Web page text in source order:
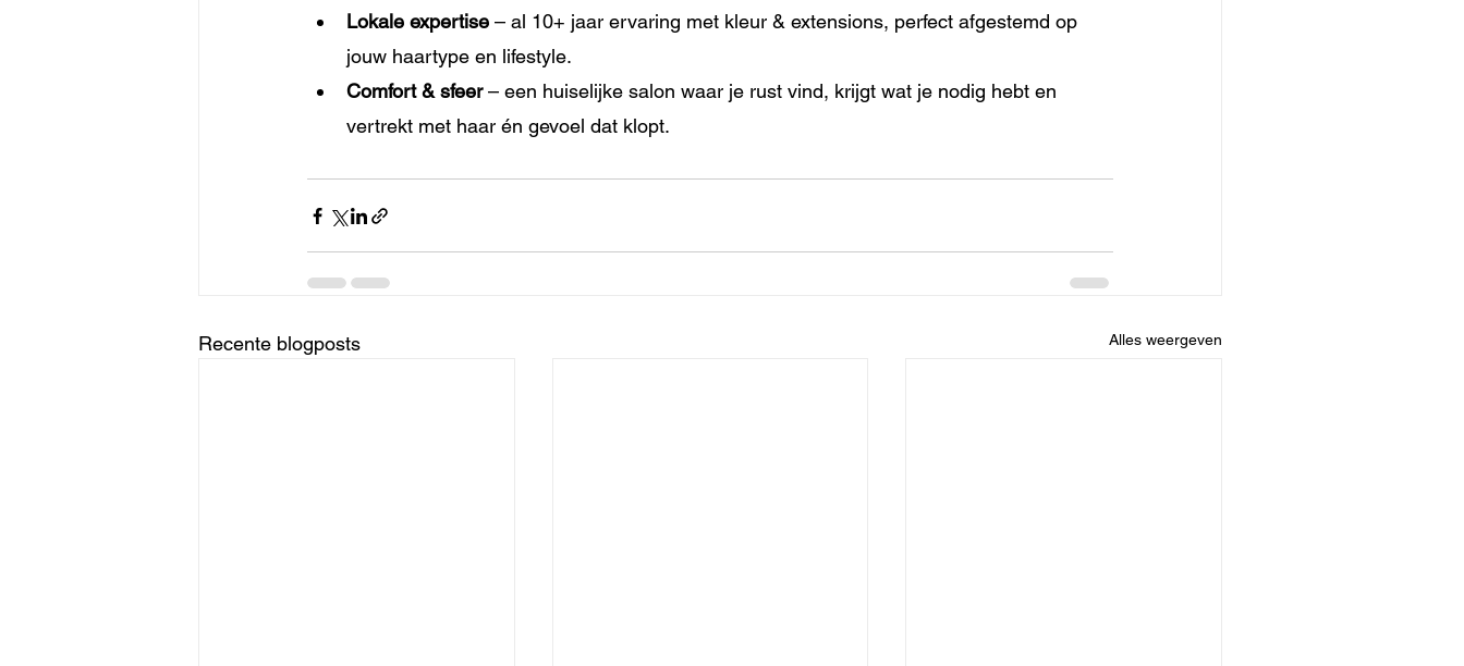
Lokale expertise – al 10+ jaar ervaring met kleur & extensions, perfect afgestemd op
jouw haartype en lifestyle.
Comfort & sfeer – een huiselijke salon waar je rust vind, krijgt wat je nodig hebt en
vertrekt met haar én gevoel dat klopt.
Recente blogposts Alles weergeven